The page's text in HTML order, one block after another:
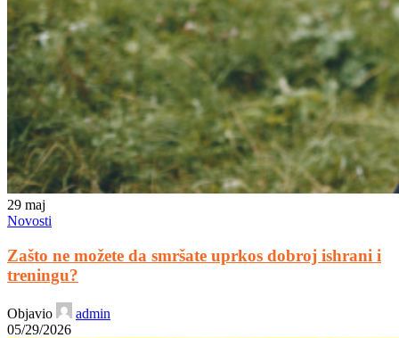
29 maj
Novosti
Zašto ne možete da smršate uprkos dobroj ishrani i
treningu?
Objavio
admin
05/29/2026